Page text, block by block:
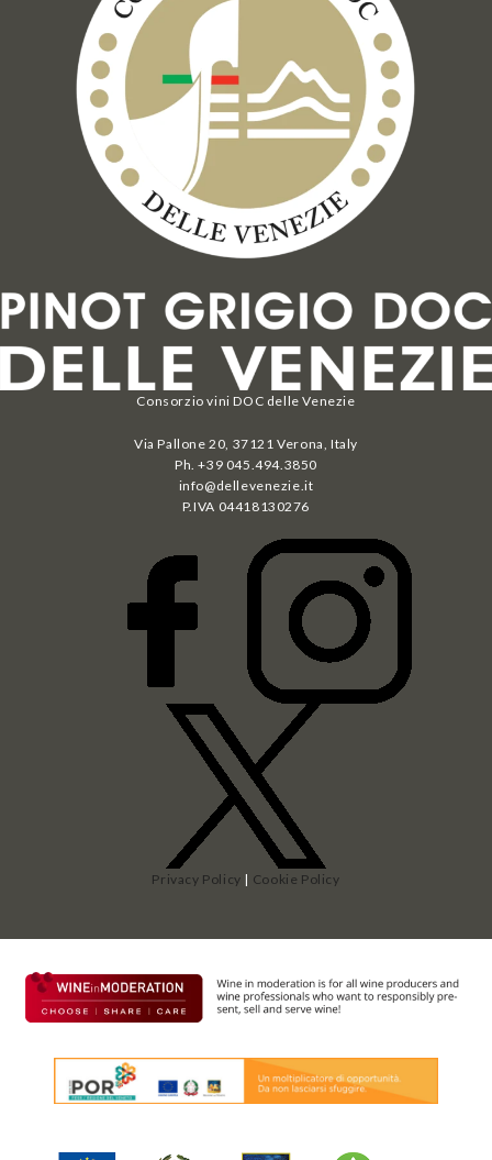
Consorzio vini DOC delle Venezie
Via Pallone 20, 37121 Verona, Italy
Ph. +39 045.494.3850
info@dellevenezie.it
P.IVA 04418130276
Privacy Policy | Cookie Policy